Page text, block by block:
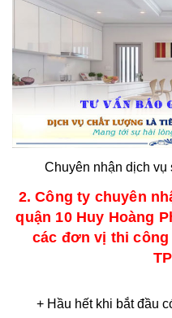
Chuyên nhận dịch
2. Công ty chuyên
quận 10 Huy Hoàng
các đơn vị thi
+ Hầu hết khi bắt đầu